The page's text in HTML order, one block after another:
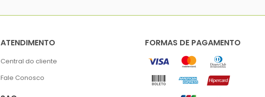
ATENDIMENTO
Central do cliente
Fale Conosco
FORMAS DE PAGAMENTO